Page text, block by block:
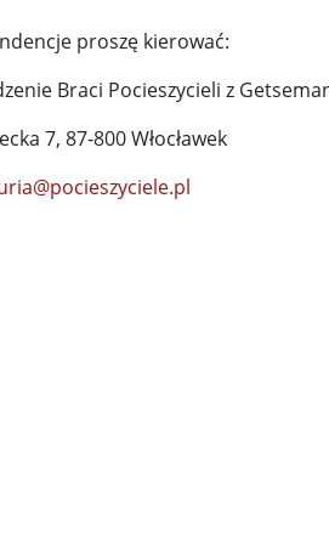
proszę kierować:
Braci Pocieszycieli z
7, 87-800 Włocławek